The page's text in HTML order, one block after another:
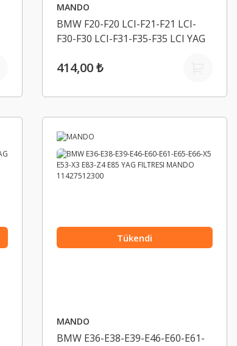
MANDO
BMW F20-F20 LCI-F21-F21 LCI-
F30-F30 LCI-F31-F35-F35 LCI YAG
414,00 ₺
Tükendi
MANDO
BMW E36-E38-E39-E46-E60-E61-